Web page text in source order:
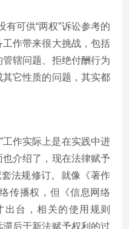
可供“两权”诉讼参考的
作带来很大挑战，包括
辖问题、拒绝付酬行为
它性质的问题，其实都
工作实际上是在实践中进
介绍了，现在法律赋予
法规修订。就像《著作
传播权，但《信息网络
台，相关的使用规则
后于新法赋予权利的过